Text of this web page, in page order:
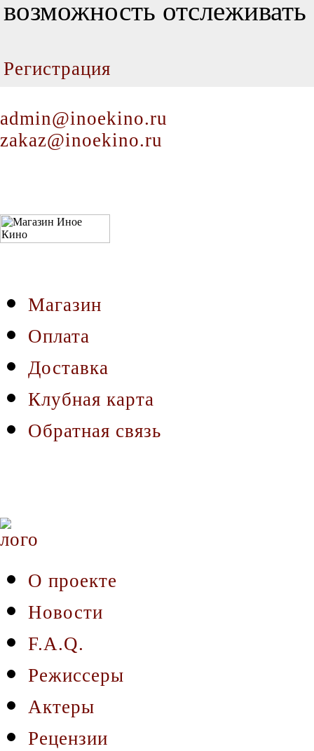
возможность
Регистрация
admin@inoekino.ru
zakaz@inoekino.ru
Магазин
Оплата
Доставка
Клубная карта
Обратная связь
О проекте
Новости
F.A.Q.
Режиссеры
Актеры
Рецензии